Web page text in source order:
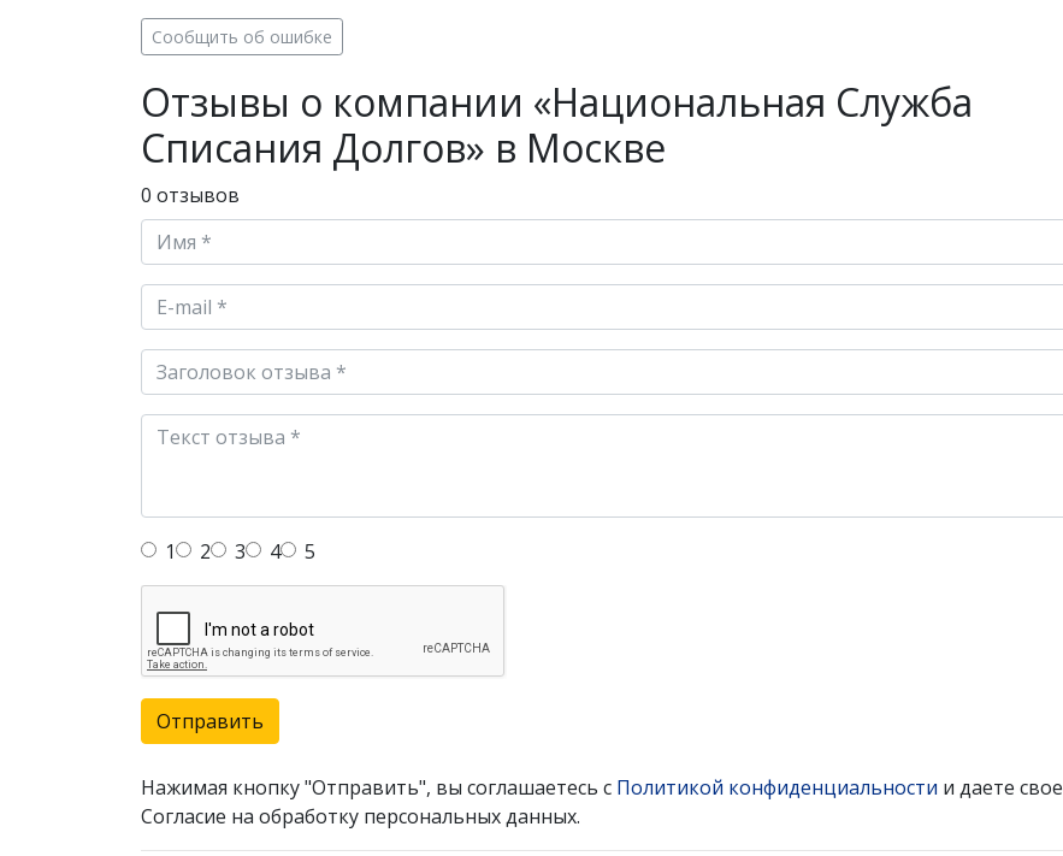
Сообщить об ошибке
Отзывы о компании «Национальная Служба
Списания Долгов» в Москве
0 отзывов
1 2 3 4 5
Отправить
Нажимая кнопку "Отправить", вы соглашаетесь с Политикой конфиденциальности и даете свое
Согласие на обработку персональных данных.